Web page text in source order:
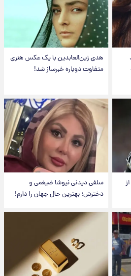
هدی زین‌العابدین با یک عکس هنری
متفاوت دوباره خبرساز شد!
سلفی دیدنی نیوشا ضیغمی و
دخترش؛ بهترین حال جهان را دارم!